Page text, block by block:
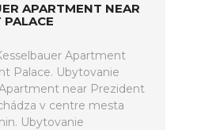
APARTMENT NEAR
Apartment
Palace. Ubytovanie
near Prezident
v centre mesta
Ubytovanie